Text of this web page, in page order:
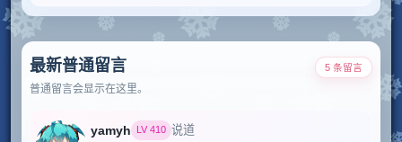
最新普通留言
普通留言会显示在这里。
5 条留言
yamyh LV410 说道